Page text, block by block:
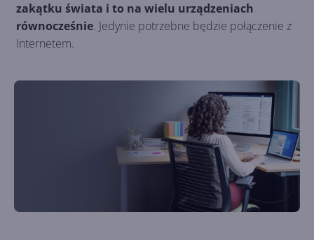
zakątku świata i to na wielu urządzeniach
równocześnie. Jedynie potrzebne będzie połączenie z
Internetem.